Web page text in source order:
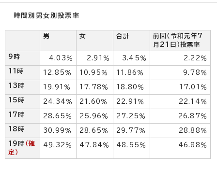
時間別男女別投票率
男 女 合計
前回（令和元年7
月21日）投票率
9時
4.03％ 2.91％ 3.45％ 2.22％
11時 12.85％ 10.95％ 11.86％ 9.78％
13時 19.91％ 17.78％ 18.80％ 17.01％
15時 24.34％ 21.60％ 22.91％ 22.14％
17時 28.65％ 25.96％ 27.25％ 26.87％
18時 30.99％ 28.65％ 29.77％ 28.88％
19時 （確
定）
49.32％ 47.84％ 48.55％ 46.88％